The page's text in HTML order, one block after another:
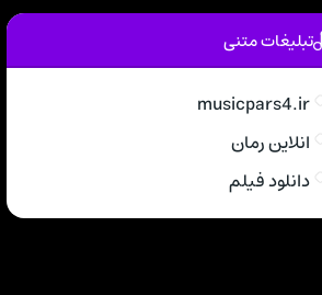
تبلیغات متنی
musicpars4.ir
انلاین رمان
دانلود فیلم